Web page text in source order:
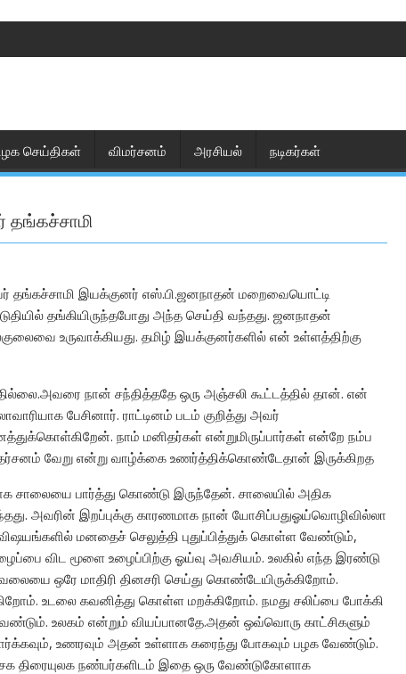
செய்திகள் விமர்சனம் அரசியல் நடிகர்கள்
தங்கச்சாமி இயக்குனர் எஸ்.பி.ஜனநாதன் மறைவையொட்டி
தங்கியிருந்தபோது அந்த செய்தி வந்தது. ஜனநாதன்
உருவாக்கியது. தமிழ் இயக்குனர்களில் என் உள்ளத்திற்கு
நான் சந்தித்ததே ஒரு அஞ்சலி கூட்டத்தில் தான். என்
பேசினார். ராட்டினம் படம் குறித்து அவர்
நாம் மனிதர்கள் என்றுமிருப்பார்கள் என்றே நம்ப
வேறு என்று வாழ்க்கை உணர்த்திக்கொண்டேதான் இருக்கிறத
சாலையை பார்த்து கொண்டு இருந்தேன். சாலையில் அதிக
அவரின் இறப்புக்கு காரணமாக நான் யோசிப்பதுஓய்வொழிவில்லா
மனதைச் செலுத்தி புதுப்பித்துக் கொள்ள வேண்டும்,
விட மூளை உழைப்பிற்கு ஓய்வு அவசியம். உலகில் எந்த இரண்டு
ஒரே மாதிரி தினசரி செய்து கொண்டேயிருக்கிறோம்.
உடலை கவனித்து கொள்ள மறக்கிறோம். நமது சலிப்பை போக்கி
உலகம் என்றும் வியப்பானதே.அதன் ஒவ்வொரு காட்சிகளும்
உணரவும் அதன் உள்ளாக கரைந்து போகவும் பழக வேண்டும்.
திரையுலக நண்பர்களிடம் இதை ஒரு வேண்டுகோளாக